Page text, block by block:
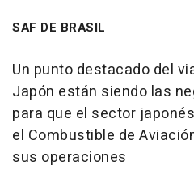
SAF DE BRASIL
Un punto destacado del
Japón están siendo las
para que el sector
el Combustible de
sus operaciones